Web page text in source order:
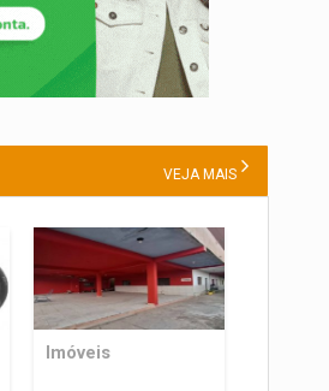
VEJA MAIS
Imóveis